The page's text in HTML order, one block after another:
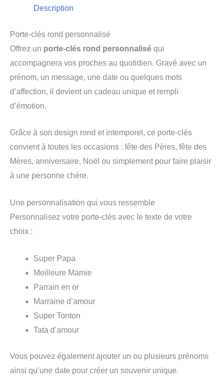
Description
Porte-clés rond personnalisé
Offrez un porte-clés rond personnalisé qui
accompagnera vos proches au quotidien. Gravé avec un
prénom, un message, une date ou quelques mots
d’affection, il devient un cadeau unique et rempli
d’émotion.
Grâce à son design rond et intemporel, ce porte-clés
convient à toutes les occasions : fête des Pères, fête des
Mères, anniversaire, Noël ou simplement pour faire plaisir
à une personne chère.
Une personnalisation qui vous ressemble
Personnalisez votre porte-clés avec le texte de votre
choix :
Super Papa
Meilleure Mamie
Parrain en or
Marraine d’amour
Super Tonton
Tata d’amour
Vous pouvez également ajouter un ou plusieurs prénoms
ainsi qu’une date pour créer un souvenir unique.